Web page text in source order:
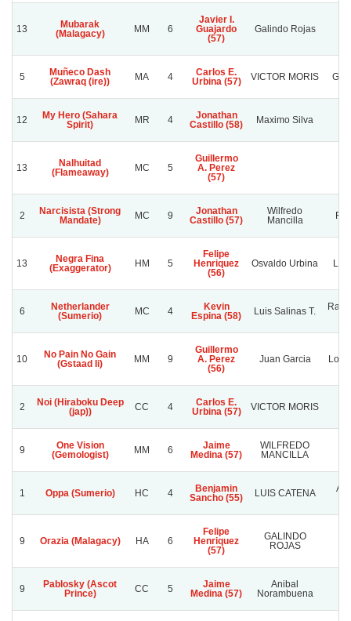
13
Mubarak
(Malagacy)
MM 6
Javier I.
Guajardo
(57)
Galindo Rojas
5
Muñeco Dash
(Zawraq (ire))
MA 4
Carlos E.
Urbina (57)
VICTOR MORIS
12
My Hero (Sahara
Spirit)
MR 4
Jonathan
Castillo (58)
Maximo Silva
13
Nalhuitad
(Flameaway)
MC 5
Guillermo
A. Perez
(57)
2
Narcisista (Strong
Mandate)
MC 9
Jonathan
Castillo (57)
Wilfredo
Mancilla
13
Negra Fina
(Exaggerator)
HM 5
Felipe
Henriquez
(56)
Osvaldo Urbina
6
Netherlander
(Sumerio)
MC 4
Kevin
Espina (58)
Luis Salinas T.
10
No Pain No Gain
(Gstaad Ii)
MM 9
Guillermo
A. Perez
(56)
Juan Garcia Los
2
Noi (Hiraboku Deep
(jap))
CC 4
Carlos E.
Urbina (57)
VICTOR MORIS
9
One Vision
(Gemologist)
MM 6
Jaime
Medina (57)
WILFREDO
MANCILLA
1 Oppa (Sumerio) HC 4
Benjamin
Sancho (55)
LUIS CATENA
9 Orazia (Malagacy) HA 6
Felipe
Henriquez
(57)
GALINDO
ROJAS
9
Pablosky (Ascot
Prince)
CC 5
Jaime
Medina (57)
Anibal
Norambuena